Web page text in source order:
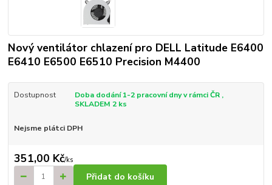
Nový ventilátor chlazení pro DELL Latitude E6400
E6410 E6500 E6510 Precision M4400
Dostupnost
Doba dodání 1-2 pracovní dny v rámci ČR ,
SKLADEM 2 ks
Nejsme plátci DPH
351,00 Kč/ks
Přidat do košíku